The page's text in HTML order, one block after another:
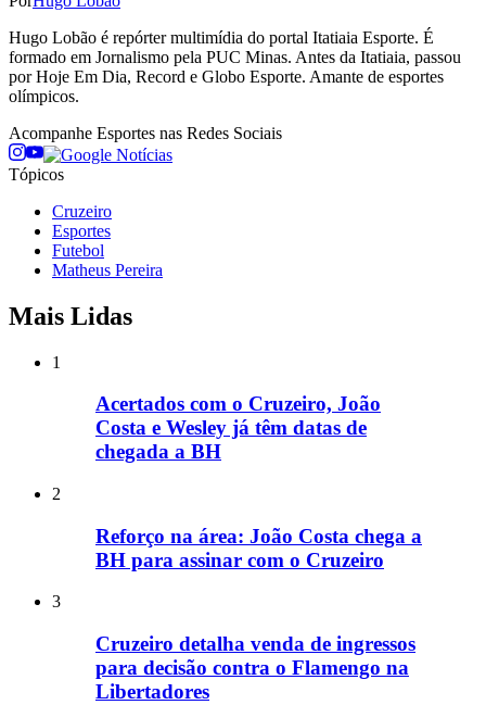
Hugo Lobão é repórter multimídia do portal Itatiaia Esporte. É
formado em Jornalismo pela PUC Minas. Antes da Itatiaia, passou
por Hoje Em Dia, Record e Globo Esporte. Amante de esportes
olímpicos.
Acompanhe Esportes nas Redes Sociais
Tópicos
Cruzeiro
Esportes
Futebol
Matheus Pereira
Mais Lidas
1
Acertados com o Cruzeiro, João
Costa e Wesley já têm datas de
chegada a BH
2
Reforço na área: João Costa chega a
BH para assinar com o Cruzeiro
3
Cruzeiro detalha venda de ingressos
para decisão contra o Flamengo na
Libertadores